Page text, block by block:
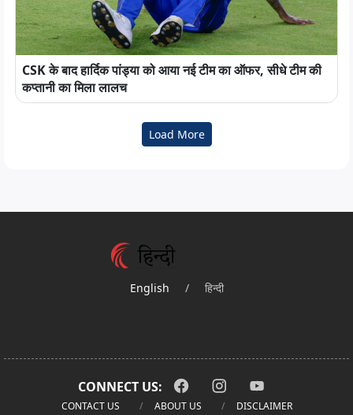
CSK के बाद हार्दिक पांड्या को आया नई टीम का ऑफर, सीधे टीम की
कप्तानी का मिला लालच
Load More
English / हिन्दी
CONNECT US:
CONTACT US ABOUT US DISCLAIMER